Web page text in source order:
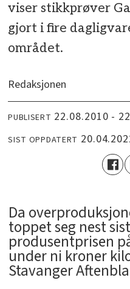
viser stikkprøver
gjort i fire
området.
Redaksjonen
PUBLISERT 22.08.2010 -
SIST OPPDATERT
Da
toppet seg nest
produsentprisen
under ni kroner
Stavanger